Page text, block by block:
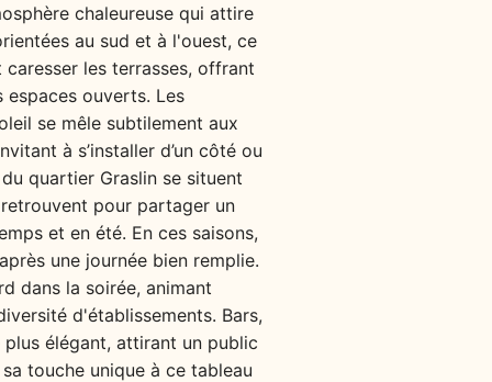
chaleureuse qui attire
au sud et à l'ouest, ce
les terrasses, offrant
espaces ouverts. Les
se mêle subtilement aux
à s’installer d’un côté ou
quartier Graslin se situent
pour partager un
et en été. En ces saisons,
une journée bien remplie.
dans la soirée, animant
d'établissements. Bars,
élégant, attirant un public
touche unique à ce tableau